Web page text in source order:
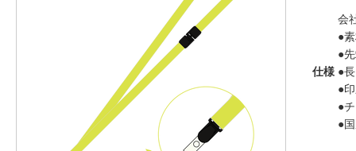
仕様
会
●
●
●
●
●
●